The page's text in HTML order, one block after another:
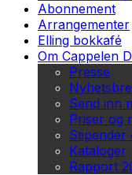
Abonnement
Arrangementer
Elling bokkafé
Om Cappelen
Presse
Send inn
Priser og
Stipender
Kataloger
Rapport